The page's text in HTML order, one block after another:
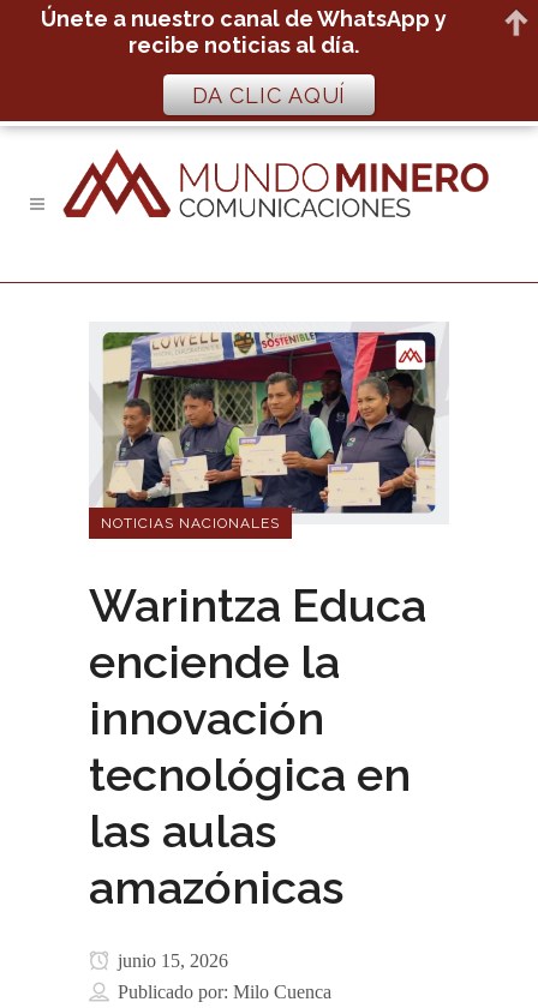
NOTICIAS NACIONALES
Warintza Educa
enciende la
innovación
tecnológica en
las aulas
amazónicas
junio 15, 2026
Publicado por: Milo Cuenca
Únete a nuestro canal de WhatsApp y
recibe noticias al día.
DA CLIC AQUÍ